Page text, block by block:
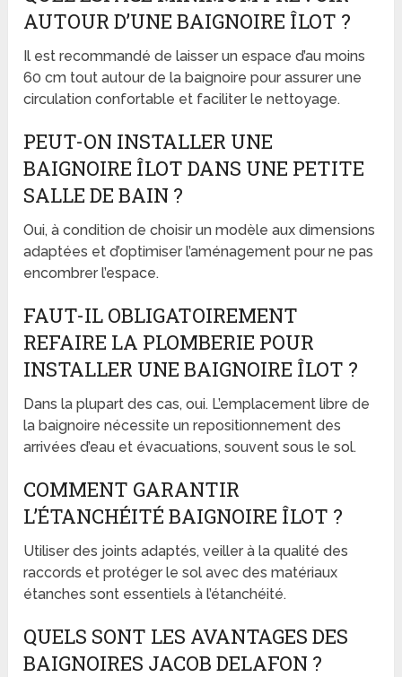
AUTOUR D’UNE BAIGNOIRE ÎLOT ?
Il est recommandé de laisser un espace d’au moins
60 cm tout autour de la baignoire pour assurer une
circulation confortable et faciliter le nettoyage.
PEUT-ON INSTALLER UNE
BAIGNOIRE ÎLOT DANS UNE PETITE
SALLE DE BAIN ?
Oui, à condition de choisir un modèle aux dimensions
adaptées et d’optimiser l’aménagement pour ne pas
encombrer l’espace.
FAUT-IL OBLIGATOIREMENT
REFAIRE LA PLOMBERIE POUR
INSTALLER UNE BAIGNOIRE ÎLOT ?
Dans la plupart des cas, oui. L’emplacement libre de
la baignoire nécessite un repositionnement des
arrivées d’eau et évacuations, souvent sous le sol.
COMMENT GARANTIR
L’ÉTANCHÉITÉ BAIGNOIRE ÎLOT ?
Utiliser des joints adaptés, veiller à la qualité des
raccords et protéger le sol avec des matériaux
étanches sont essentiels à l’étanchéité.
QUELS SONT LES AVANTAGES DES
BAIGNOIRES JACOB DELAFON ?